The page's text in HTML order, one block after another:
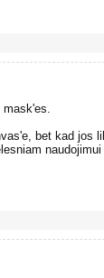
mask'es.
bet kad jos